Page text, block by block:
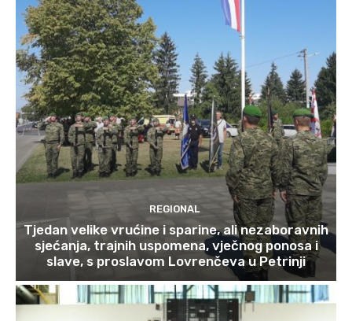
REGIONAL
Tjedan velike vrućine i sparine, ali nezaboravnih
sjećanja, trajnih uspomena, vječnog ponosa i
slave, s proslavom Lovrenčeva u Petrinji